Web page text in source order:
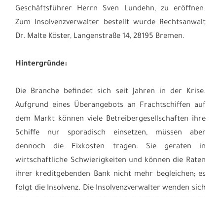
Geschäftsführer Herrn Sven Lundehn, zu eröffnen.
Zum Insolvenzverwalter bestellt wurde Rechtsanwalt
Dr. Malte Köster, Langenstraße 14, 28195 Bremen.
Hintergründe:
Die Branche befindet sich seit Jahren in der Krise.
Aufgrund eines Überangebots an Frachtschiffen auf
dem Markt können viele Betreibergesellschaften ihre
Schiffe nur sporadisch einsetzen, müssen aber
dennoch die Fixkosten tragen. Sie geraten in
wirtschaftliche Schwierigkeiten und können die Raten
ihrer kreditgebenden Bank nicht mehr begleichen; es
folgt die Insolvenz. Die Insolvenzverwalter wenden sich